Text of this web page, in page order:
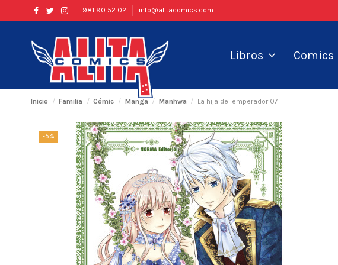
981 90 52 02 info@alitacomics.com
Libros Comics
Inicio Familia Cómic Manga Manhwa La hija del emperador 07
-5%